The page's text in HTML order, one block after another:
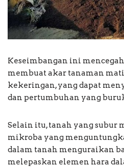
Keseimbangan ini
membuat akar tanaman mati
kekeringan, yang dapat
dan pertumbuhan yang
Selain itu, tanah yang subur
mikroba yang
dalam tanah menguraikan
melepaskan elemen hara